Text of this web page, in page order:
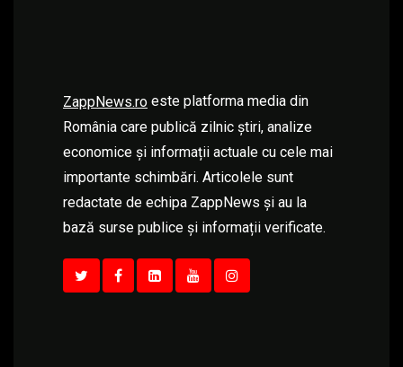
ZappNews.ro este platforma media din
România care publică zilnic știri, analize
economice și informații actuale cu cele mai
importante schimbări. Articolele sunt
redactate de echipa ZappNews și au la
bază surse publice și informații verificate.